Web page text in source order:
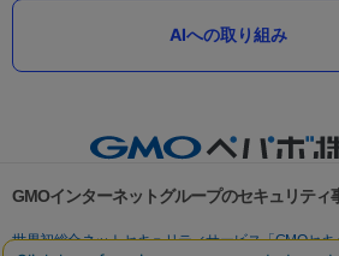
AIへの取り組み
GMOインターネットグループのセキュリティ
世界初総合ネットセキュリティサービス「GMOセキ